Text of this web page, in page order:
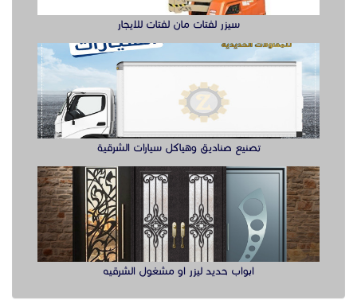
سيزر لفتات مان لفتات للايجار
تصنيع صناديق وهياكل سيارات الشرقية
ابواب حديد ليزر او مشغول الشرقيه